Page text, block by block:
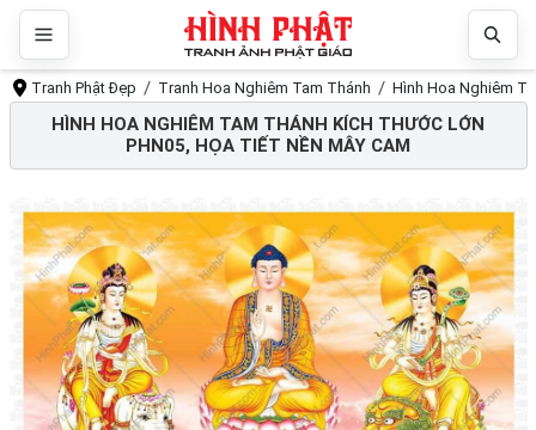
Tranh Phật Đẹp Tranh Hoa Nghiêm Tam Thánh Hình Hoa Nghiêm
HÌNH HOA NGHIÊM TAM THÁNH KÍCH THƯỚC LỚN
PHN05, HỌA TIẾT NỀN MÂY CAM